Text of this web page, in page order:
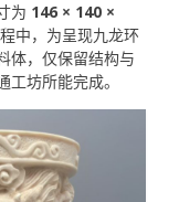
为 146 × 140 ×
中，为呈现九龙环
体，仅保留结构与
坊所能完成。